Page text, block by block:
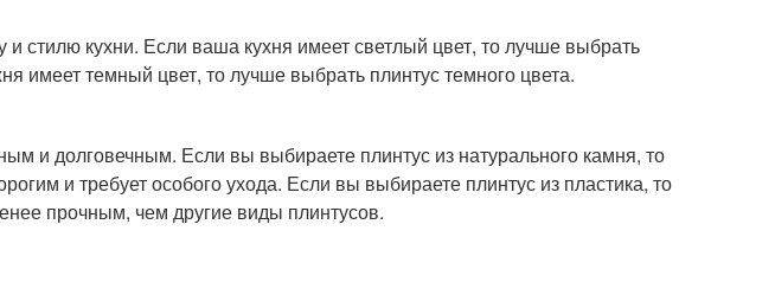
и стилю кухни. Если ваша кухня имеет светлый цвет, то лучше выбрать
имеет темный цвет, то лучше выбрать плинтус темного цвета.
и долговечным. Если вы выбираете плинтус из натурального камня, то
и требует особого ухода. Если вы выбираете плинтус из пластика, то
прочным, чем другие виды плинтусов.